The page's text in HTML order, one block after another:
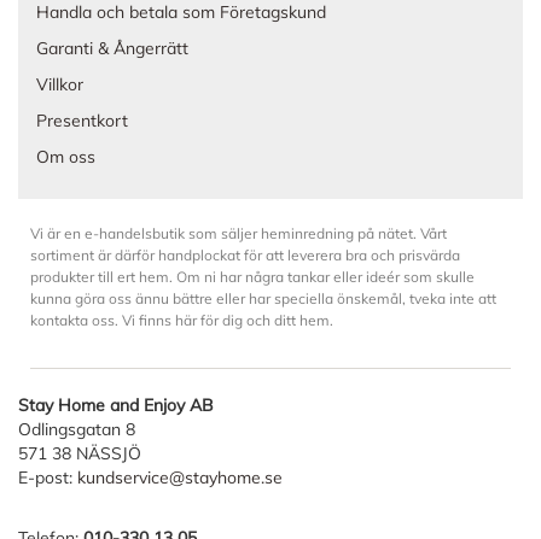
Handla och betala som Företagskund
Garanti & Ångerrätt
Villkor
Presentkort
Om oss
Vi är en e-handelsbutik som säljer heminredning på nätet. Vårt
sortiment är därför handplockat för att leverera bra och prisvärda
produkter till ert hem. Om ni har några tankar eller ideér som skulle
kunna göra oss ännu bättre eller har speciella önskemål, tveka inte att
kontakta oss. Vi finns här för dig och ditt hem.
Stay Home and Enjoy AB
Odlingsgatan 8
571 38 NÄSSJÖ
E-post: kundservice@stayhome.se